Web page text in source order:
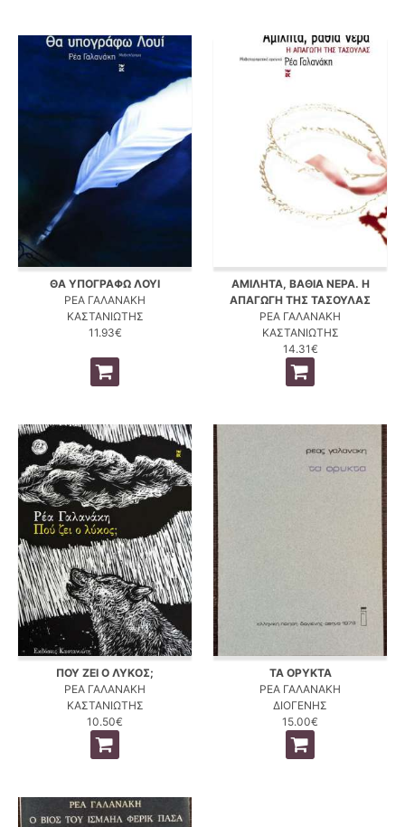
ΘΑ ΥΠΟΓΡΑΦΩ ΛΟΥΙ
ΡΕΑ ΓΑΛΑΝΑΚΗ
ΚΑΣΤΑΝΙΩΤΗΣ
11.93€
ΑΜΙΛΗΤΑ, ΒΑΘΙΑ ΝΕΡΑ. Η
ΑΠΑΓΩΓΗ ΤΗΣ ΤΑΣΟΥΛΑΣ
ΡΕΑ ΓΑΛΑΝΑΚΗ
ΚΑΣΤΑΝΙΩΤΗΣ
14.31€
ΠΟΥ ΖΕΙ Ο ΛΥΚΟΣ;
ΡΕΑ ΓΑΛΑΝΑΚΗ
ΚΑΣΤΑΝΙΩΤΗΣ
10.50€
ΤΑ ΟΡΥΚΤΑ
ΡΕΑ ΓΑΛΑΝΑΚΗ
ΔΙΟΓΕΝΗΣ
15.00€